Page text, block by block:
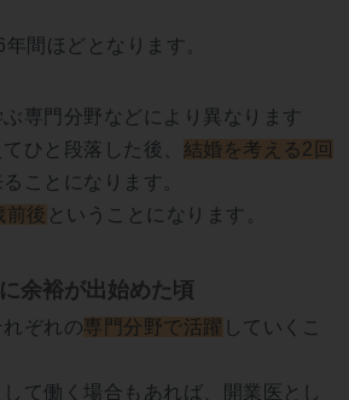
間ほどとなります。
専門分野などにより異なります
ひと段落した後、 結婚を考える2回
ことになります。
前後 ということになります。
余裕が出始めた頃
ぞれの専門分野で活躍 していくこ
て働く場合もあれば、開業医とし